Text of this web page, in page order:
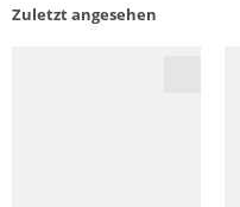
Zuletzt angesehen